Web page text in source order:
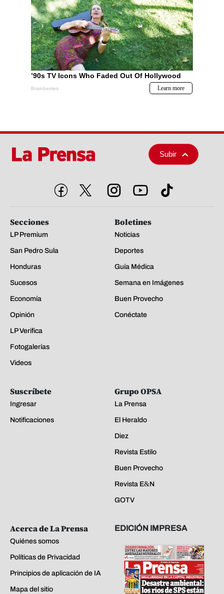
Subir
Secciones
LP Premium
San Pedro Sula
Honduras
Sucesos
Economía
Opinión
LP Verifica
Fotogalerías
Videos
Boletines
Noticias
Deportes
Guía Médica
Semana en Imágenes
Buen Provecho
Conéctate
Suscríbete
Ingresar
Notificaciones
Grupo OPSA
La Prensa
El Heraldo
Diez
Revista Estilo
Buen Provecho
Revista E&N
GOTV
Acerca de La Prensa
Quiénes somos
Políticas de Privacidad
Principios de aplicación de IA
Mapa del sitio
EDICIÓN IMPRESA